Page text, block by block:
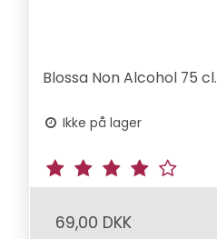
Blossa Non Alcohol 75 cl.
Ikke på lager
69,00 DKK